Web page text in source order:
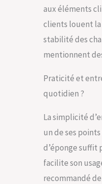
aux éléments
clients louent
stabilité des
mentionnent
Praticité et
quotidien ?
La simplicité
un de ses
d’éponge suffit
facilite son
recommandé